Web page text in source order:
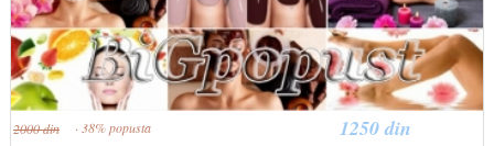
1250 din
2000 din · 38% popusta